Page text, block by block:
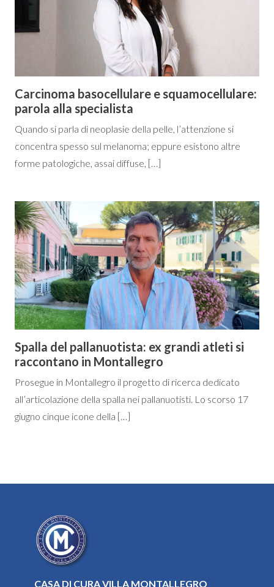
Carcinoma basocellulare e squamocellulare:
parola alla specialista
Quando si parla di neoplasie della pelle, l’attenzione si
concentra spesso sul melanoma; eppure esistono altre
forme patologiche, assai diffuse, […]
Spalla del pallanuotista: ex grandi atleti si
raccontano in Montallegro
Prosegue in Montallegro il progetto di ricerca dedicato
all’articolazione della spalla nei pallanuotisti. Lo scorso 17
giugno cinque icone della […]
CASA DI CURA VILLA MONTALLEGRO